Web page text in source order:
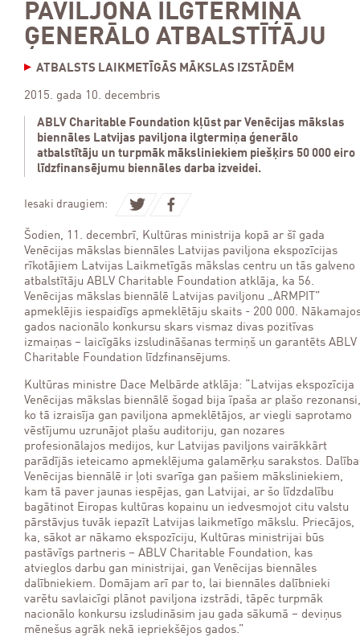
PAVILJONA ILGTERMIŅA
ĢENERĀLO ATBALSTĪTĀJU
ATBALSTS LAIKMETĪGĀS MĀKSLAS IZSTĀDĒM
2015. gada 10. decembris
ABLV Charitable Foundation kļūst par Venēcijas mākslas
biennāles Latvijas paviljona ilgtermiņa ģenerālo
atbalstītāju un turpmāk māksliniekiem piešķirs 50 000 eiro
līdzfinansējumu biennāles darba izveidei.
Iesaki draugiem:
Šodien, 11. decembrī, Kultūras ministrija kopā ar šī gada
Venēcijas mākslas biennāles Latvijas paviljona ekspozīcijas
rīkotājiem Latvijas Laikmetīgās mākslas centru un tās galveno
atbalstītāju ABLV Charitable Foundation atklāja, ka 56.
Venēcijas mākslas biennālē Latvijas paviljonu „ARMPIT”
apmeklējis iespaidīgs apmeklētāju skaits - 200 000.
gados nacionālo konkursu skars vismaz divas pozitīvas
izmaiņas – laicīgāks izsludināšanas termiņš un garantēts ABLV
Charitable Foundation līdzfinansējums.
Kultūras ministre Dace Melbārde atklāja: “Latvijas ekspozīcija
Venēcijas mākslas biennālē šogad bija īpaša ar plašo rezonansi,
ko tā izraisīja gan paviljona apmeklētājos, ar viegli saprotamo
vēstījumu uzrunājot plašu auditoriju, gan nozares
profesionālajos medijos, kur Latvijas paviljons vairākkārt
parādījās ieteicamo apmeklējuma galamērķu sarakstos. Dalība
Venēcijas biennālē ir ļoti svarīga gan pašiem māksliniekiem,
kam tā paver jaunas iespējas, gan Latvijai, ar šo līdzdalību
bagātinot Eiropas kultūras kopainu un iedvesmojot citu valstu
pārstāvjus tuvāk iepazīt Latvijas laikmetīgo mākslu. Priecājos,
ka, sākot ar nākamo ekspozīciju, Kultūras ministrijai būs
pastāvīgs partneris – ABLV Charitable Foundation, kas
atvieglos darbu gan ministrijai, gan Venēcijas biennāles
dalībniekiem. Domājam arī par to, lai biennāles dalībnieki
varētu savlaicīgi plānot paviljona izstrādi, tāpēc turpmāk
nacionālo konkursu izsludināsim jau gada sākumā – deviņus
mēnešus agrāk nekā iepriekšējos gados.”